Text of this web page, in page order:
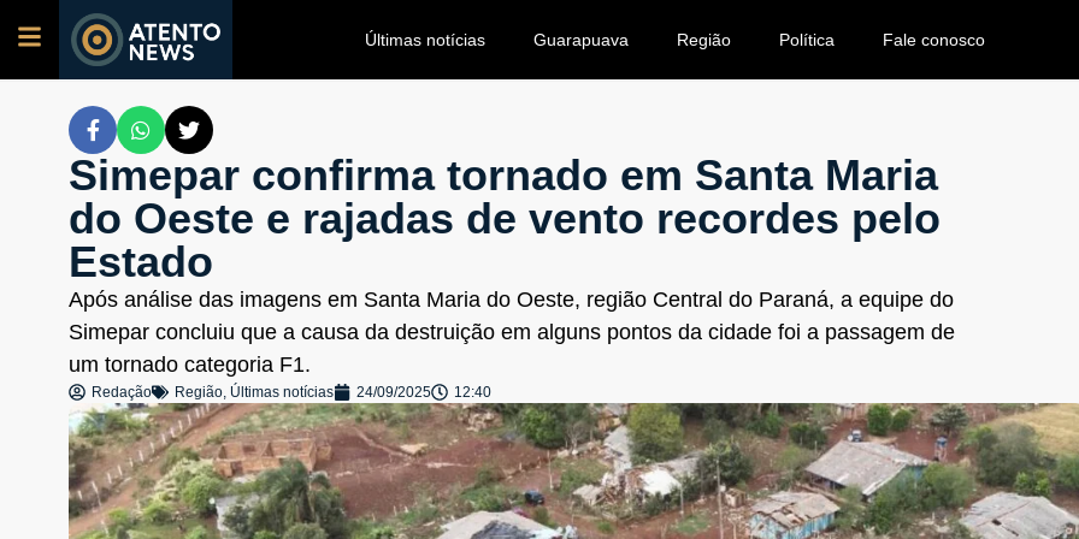
Últimas notícias Guarapuava Região Política Fale conosco
Simepar confirma tornado em Santa Maria
do Oeste e rajadas de vento recordes pelo
Estado
Após análise das imagens em Santa Maria do Oeste, região Central do Paraná, a equipe do
Simepar concluiu que a causa da destruição em alguns pontos da cidade foi a passagem de
um tornado categoria F1.
Redação Região, Últimas notícias 24/09/2025 12:40